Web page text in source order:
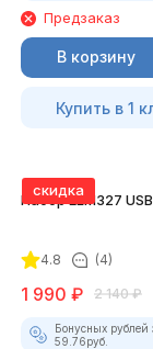
Предзаказ
В корзину
Купить в 1
скидка
Набор ELM327
4.8 (4)
1 990 ₽ 2 140 ₽
Бонусных рублей
59.76руб.